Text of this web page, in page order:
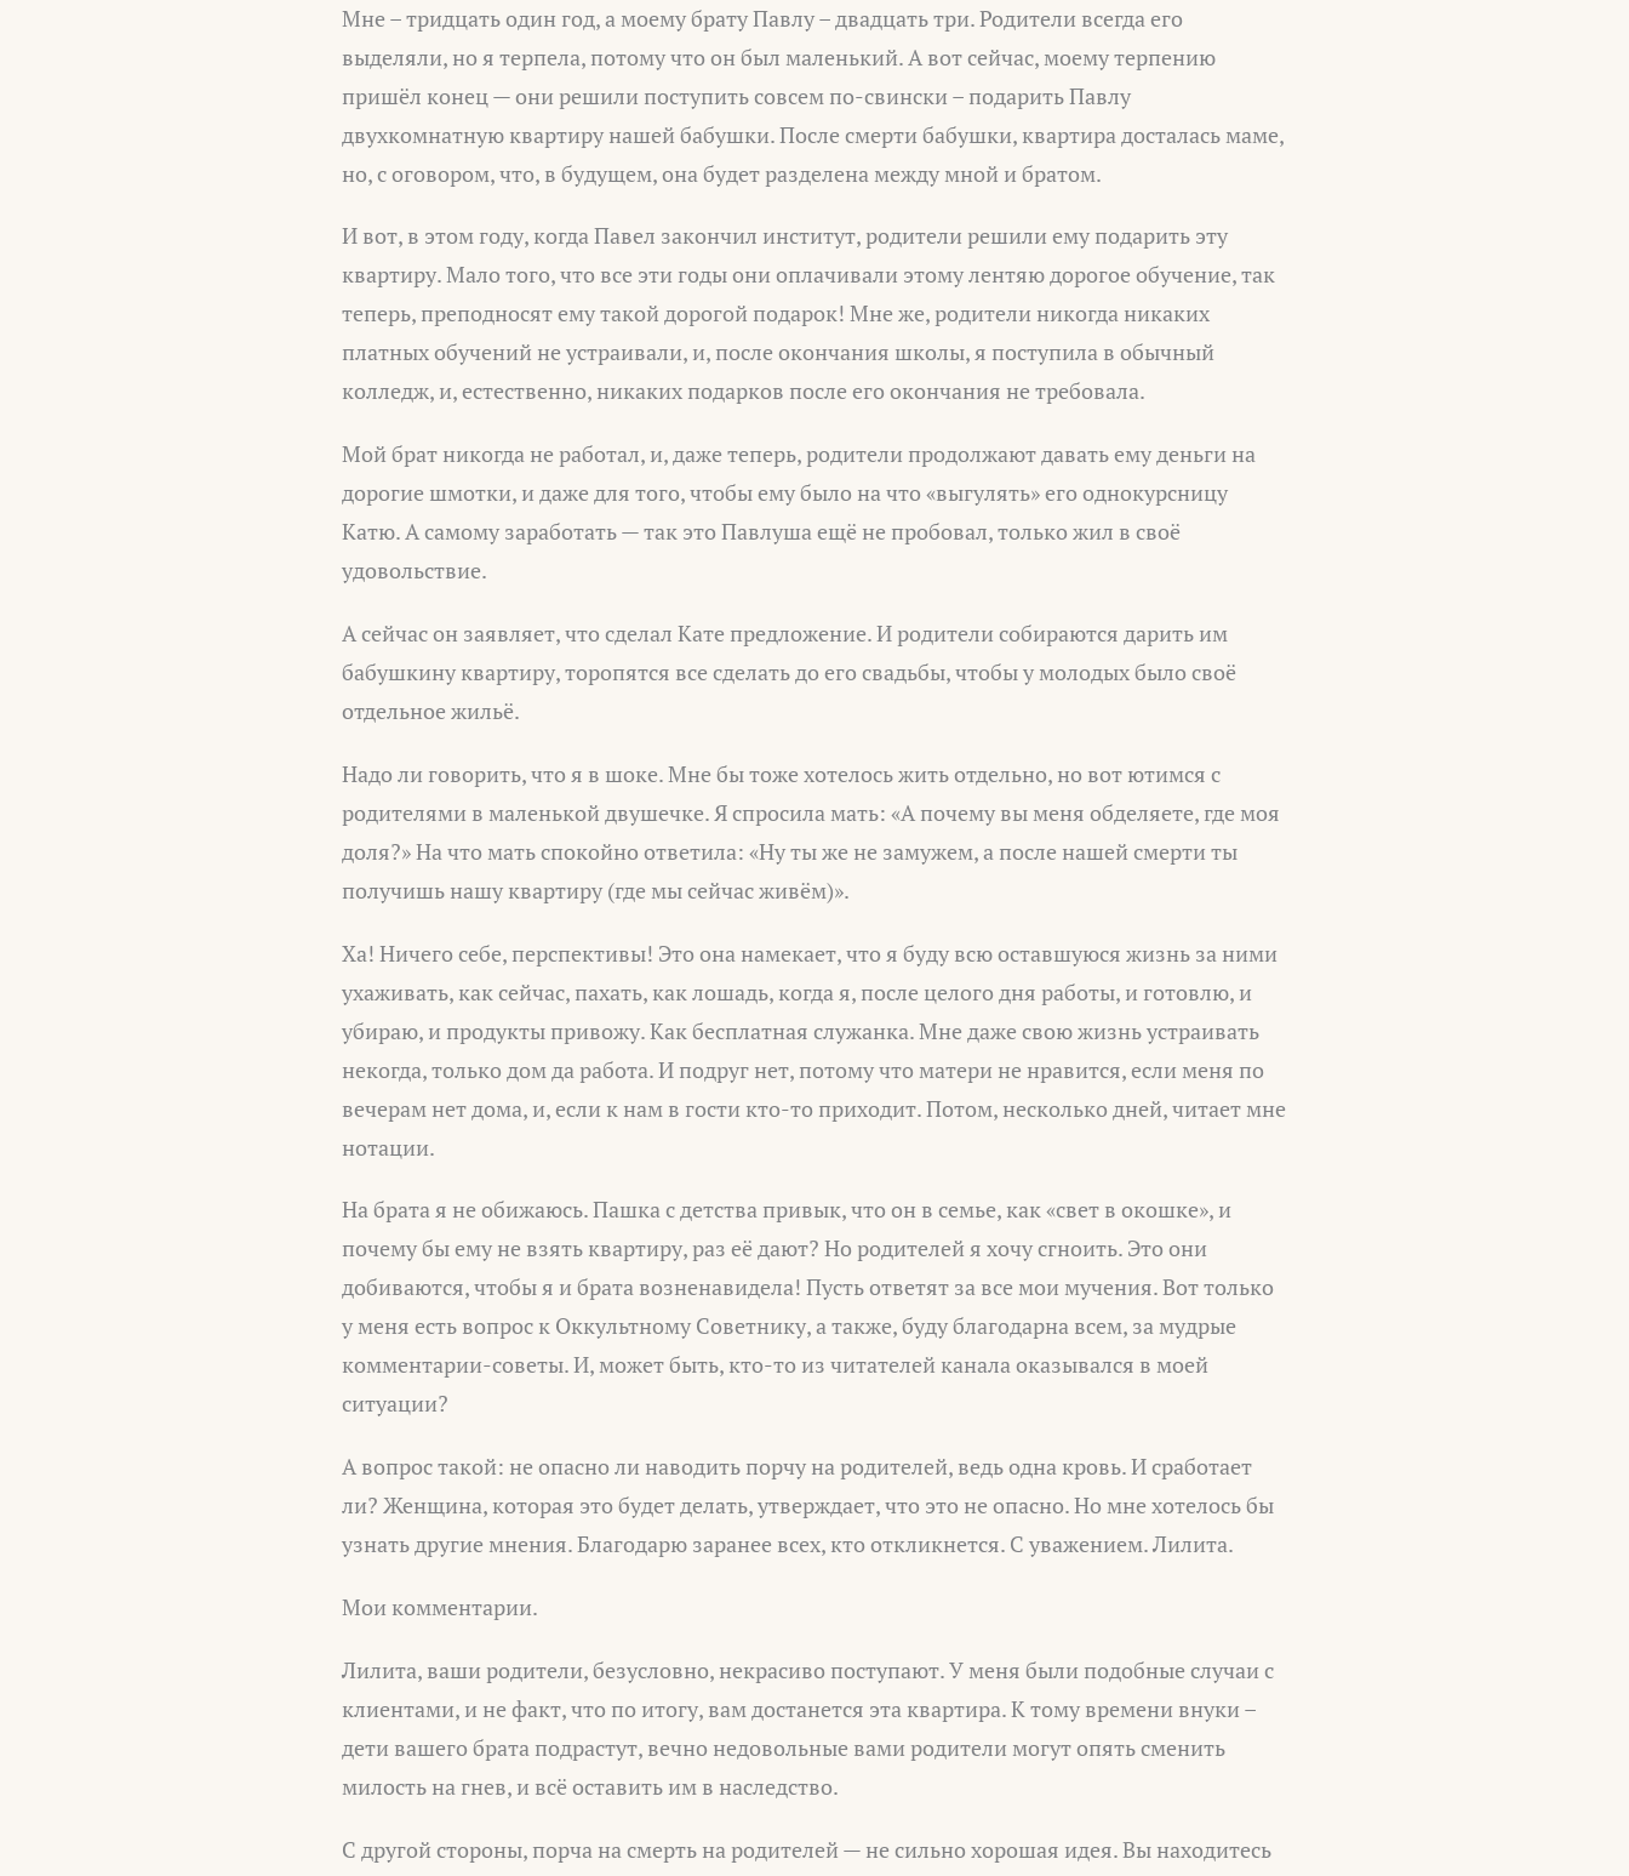
Мне – тридцать один год, а моему брату Павлу – двадцать три. Родители всегда его
выделяли, но я терпела, потому что он был маленький. А вот сейчас, моему терпению
пришёл конец — они решили поступить совсем по-свински – подарить Павлу
двухкомнатную квартиру нашей бабушки. После смерти бабушки, квартира досталась маме,
но, с оговором, что, в будущем, она будет разделена между мной и братом.
И вот, в этом году, когда Павел закончил институт, родители решили ему подарить эту
квартиру. Мало того, что все эти годы они оплачивали этому лентяю дорогое обучение, так
теперь, преподносят ему такой дорогой подарок! Мне же, родители никогда никаких
платных обучений не устраивали, и, после окончания школы, я поступила в обычный
колледж, и, естественно, никаких подарков после его окончания не требовала.
Мой брат никогда не работал, и, даже теперь, родители продолжают давать ему деньги на
дорогие шмотки, и даже для того, чтобы ему было на что «выгулять» его однокурсницу
Катю. А самому заработать — так это Павлуша ещё не пробовал, только жил в своё
удовольствие.
А сейчас он заявляет, что сделал Кате предложение. И родители собираются дарить им
бабушкину квартиру, торопятся все сделать до его свадьбы, чтобы у молодых было своё
отдельное жильё.
Надо ли говорить, что я в шоке. Мне бы тоже хотелось жить отдельно, но вот ютимся с
родителями в маленькой двушечке. Я спросила мать: «А почему вы меня обделяете, где моя
доля?» На что мать спокойно ответила: «Ну ты же не замужем, а после нашей смерти ты
получишь нашу квартиру (где мы сейчас живём)».
Ха! Ничего себе, перспективы! Это она намекает, что я буду всю оставшуюся жизнь за ними
ухаживать, как сейчас, пахать, как лошадь, когда я, после целого дня работы, и готовлю, и
убираю, и продукты привожу. Как бесплатная служанка. Мне даже свою жизнь устраивать
некогда, только дом да работа. И подруг нет, потому что матери не нравится, если меня по
вечерам нет дома, и, если к нам в гости кто-то приходит. Потом, несколько дней, читает мне
нотации.
На брата я не обижаюсь. Пашка с детства привык, что он в семье, как «свет в окошке», и
почему бы ему не взять квартиру, раз её дают? Но родителей я хочу сгноить. Это они
добиваются, чтобы я и брата возненавидела! Пусть ответят за все мои мучения. Вот только
у меня есть вопрос к Оккультному Советнику, а также, буду благодарна всем, за мудрые
комментарии-советы. И, может быть, кто-то из читателей канала оказывался в моей
ситуации?
А вопрос такой: не опасно ли наводить порчу на родителей, ведь одна кровь. И сработает
ли? Женщина, которая это будет делать, утверждает, что это не опасно. Но мне хотелось бы
узнать другие мнения. Благодарю заранее всех, кто откликнется. С уважением. Лилита.
Мои комментарии.
Лилита, ваши родители, безусловно, некрасиво поступают. У меня были подобные случаи с
клиентами, и не факт, что по итогу, вам достанется эта квартира. К тому времени внуки –
дети вашего брата подрастут, вечно недовольные вами родители могут опять сменить
милость на гнев, и всё оставить им в наследство.
С другой стороны, порча на смерть на родителей — не сильно хорошая идея. Вы находитесь